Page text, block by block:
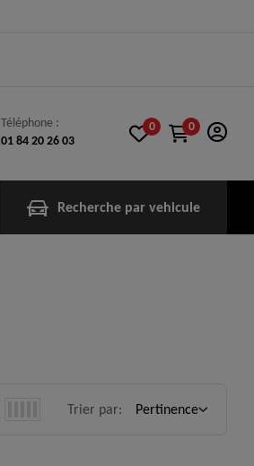
Téléphone :
01 84 20 26 03
0 0
Recherche par vehicule
Trier par: Pertinence